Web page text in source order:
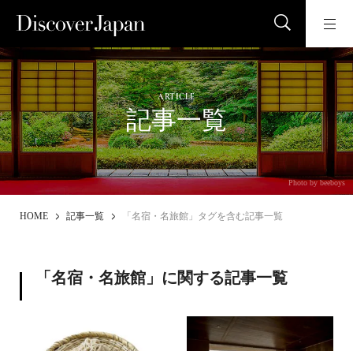
ARTICLE
記事一覧
Photo by beeboys
HOME 記事一覧 「名宿・名旅館」タグを含む記事一覧
「名宿・名旅館」に関する記事一覧